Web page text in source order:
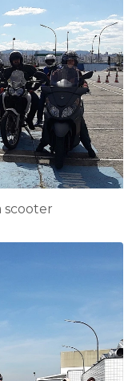
scooter